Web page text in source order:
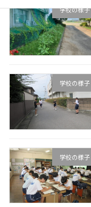
学校の様子
学校の様子
学校の様子